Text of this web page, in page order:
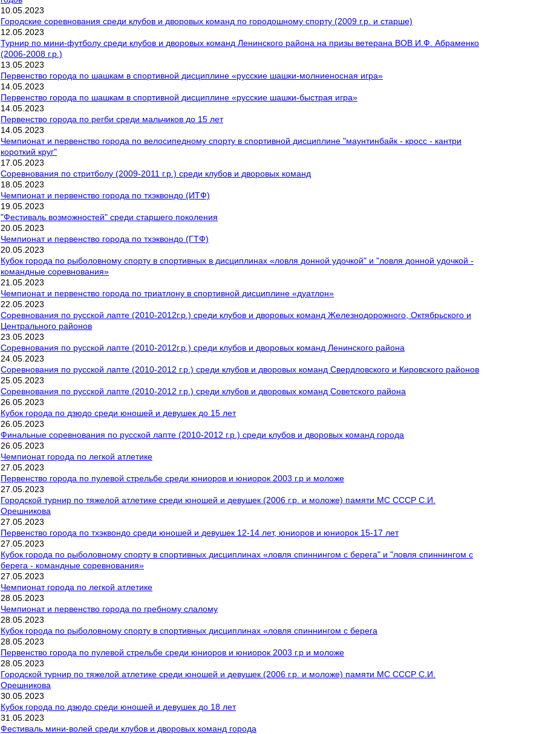
10 05 2023
Городские соревнования среди клубов и дворовых команд по городошному спорту (2009 г.р. и старше)
12 05 2023
Турнир по мини-футболу среди клубов и дворовых команд Ленинского района на призы ветерана ВОВ И.Ф. Абраменко
(2006-2008 г.р.)
13 05 2023
Первенство города по шашкам в спортивной дисциплине «русские шашки-молниеносная игра»
14 05 2023
Первенство города по шашкам в спортивной дисциплине «русские шашки-быстрая игра»
14 05 2023
Первенство города по регби среди мальчиков до 15 лет
14 05 2023
Чемпионат и первенство города по велосипедному спорту в спортивной дисциплине "маунтинбайк - кросс - кантри
короткий круг"
17 05 2023
Соревнования по стритболу (2009-2011 г.р.) среди клубов и дворовых команд
18 05 2023
Чемпионат и первенство города по тхэквондо (ИТФ)
19 05 2023
"Фестиваль возможностей" среди старшего поколения
20 05 2023
Чемпионат и первенство города по тхэквондо (ГТФ)
20 05 2023
Кубок города по рыболовному спорту в спортивных в дисциплинах «ловля донной удочкой" и "ловля донной удочкой -
командные соревнования»
21 05 2023
Чемпионат и первенство города по триатлону в спортивной дисциплине «дуатлон»
22 05 2023
Соревнования по русской лапте (2010-2012г.р.) среди клубов и дворовых команд Железнодорожного, Октябрьского и
Центрального районов
23 05 2023
Соревнования по русской лапте (2010-2012г.р.) среди клубов и дворовых команд Ленинского района
24 05 2023
Соревнования по русской лапте (2010-2012 г.р.) среди клубов и дворовых команд Свердловского и Кировского районов
25 05 2023
Соревнования по русской лапте (2010-2012 г.р.) среди клубов и дворовых команд Советского района
26 05 2023
Кубок города по дзюдо среди юношей и девушек до 15 лет
26 05 2023
Финальные соревнования по русской лапте (2010-2012 г.р.) среди клубов и дворовых команд города
26 05 2023
Чемпионат города по легкой атлетике
27 05 2023
Первенство города по пулевой стрельбе среди юниоров и юниорок 2003 г.р и моложе
27 05 2023
Городской турнир по тяжелой атлетике среди юношей и девушек (2006 г.р. и моложе) памяти МС СССР С.И.
Орешникова
27 05 2023
Первенство города по тхэквондо среди юношей и девушек 12-14 лет, юниоров и юниорок 15-17 лет
27 05 2023
Кубок города по рыболовному спорту в спортивных дисциплинах «ловля спиннингом с берега" и "ловля спиннингом с
берега - командные соревнования»
27 05 2023
Чемпионат города по легкой атлетике
28 05 2023
Чемпионат и первенство города по гребному слалому
28 05 2023
Кубок города по рыболовному спорту в спортивных дисциплинах «ловля спиннингом с берега
28 05 2023
Первенство города по пулевой стрельбе среди юниоров и юниорок 2003 г.р и моложе
28 05 2023
Городской турнир по тяжелой атлетике среди юношей и девушек (2006 г.р. и моложе) памяти МС СССР С.И.
Орешникова
30 05 2023
Кубок города по дзюдо среди юношей и девушек до 18 лет
31 05 2023
Фестиваль мини-волей среди клубов и дворовых команд города